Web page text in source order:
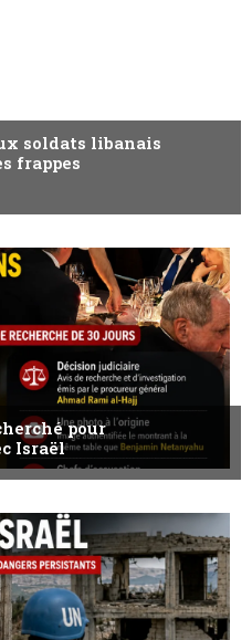
soldats libanais
frappes
pour
Israël